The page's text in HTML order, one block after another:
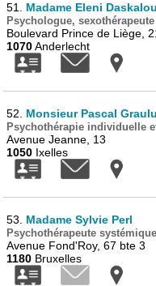
51. Madame Eleni Daskalou
Psychologue, sexothérapeute
Boulevard Prince de Liège,
1070Anderlecht
52. Monsieur Pascal
Psychothérapie individuelle
Avenue Jeanne, 13
1050 Ixelles
53. Madame Sylvie Perl
Psychothérapeute
Avenue Fond'Roy, 67 bte 3
1180 Bruxelles